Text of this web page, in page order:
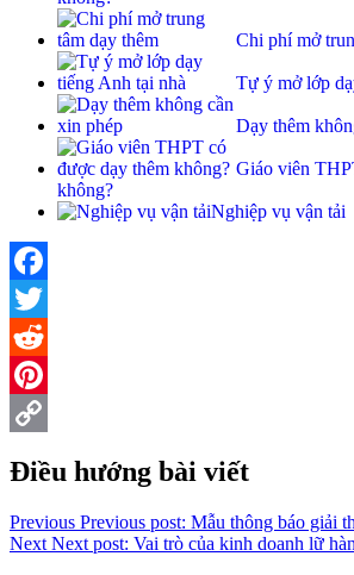
Chi phí mở
Tự ý mở lớp
Dạy thêm
Giáo viên
không?
Nghiệp vụ vận tải
Facebook
Twitter
Reddit
Pinterest
Điều hướng bài viết
Previous Previous post: Mẫu thông báo giải
Next Next post: Vai trò của kinh doanh lữ